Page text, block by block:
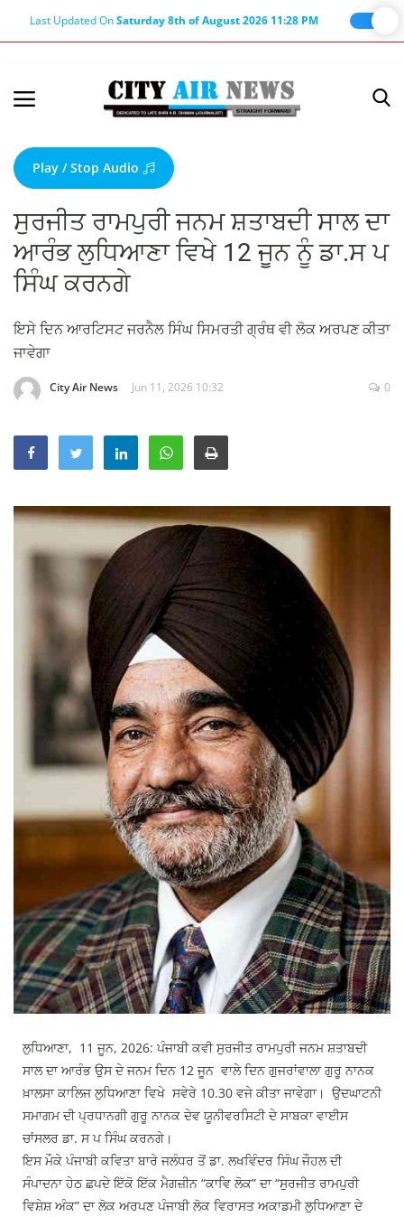
Last Updated OnSaturday 8th of August 2026 11:28 PM
Terms & Conditions
About Us
About Editor
Nation
Privacy Policy
Punjab
Haryana-Himachal
Business
Sports
Entertainment
Opinion
Hindi News
Hindi Literature
Product Launch
Literature
Punjabi News
Technology
Press Releases
Chandigarh
Play / Stop Audio
ਸੁਰਜੀਤ ਰਾਮਪੁਰੀ ਜਨਮ ਸ਼ਤਾਬਦੀ ਸਾਲ ਦਾ
ਆਰੰਭ ਲੁਧਿਆਣਾ ਵਿਖੇ 12 ਜੂਨ ਨੂੰ ਡਾ.ਸ ਪ
ਸਿੰਘ ਕਰਨਗੇ
ਇਸੇ ਦਿਨ ਆਰਟਿਸਟ ਜਰਨੈਲ ਸਿੰਘ ਸਿਮਰਤੀ ਗ੍ਰੰਥ ਵੀ ਲੋਕ ਅਰਪਣ ਕੀਤਾ
ਜਾਵੇਗਾ
City Air News Jun 11, 2026 10:32 0
ਲੁਧਿਆਣਾ, 11 ਜੂਨ, 2026: ਪੰਜਾਬੀ ਕਵੀ ਸੁਰਜੀਤ ਰਾਮਪੁਰੀ ਜਨਮ ਸ਼ਤਾਬਦੀ
ਸਾਲ ਦਾ ਆਰੰਭ ਉਸ ਦੇ ਜਨਮ ਦਿਨ 12 ਜੂਨ ਵਾਲੇ ਦਿਨ ਗੁਜਰਾਂਵਾਲਾ ਗੁਰੂ ਨਾਨਕ
ਖ਼ਾਲਸਾ ਕਾਲਿਜ ਲੁਧਿਆਣਾ ਵਿਖੇ ਸਵੇਰੇ 10.30 ਵਜੇ ਕੀਤਾ ਜਾਵੇਗਾ। ਉਦਘਾਟਨੀ
ਸਮਾਗਮ ਦੀ ਪ੍ਰਧਾਨਗੀ ਗੁਰੂ ਨਾਨਕ ਦੇਵ ਯੂਨੀਵਰਸਿਟੀ ਦੇ ਸਾਬਕਾ ਵਾਈਸ
ਚਾਂਸਲਰ ਡਾ. ਸ ਪ ਸਿੰਘ ਕਰਨਗੇ।
ਇਸ ਮੌਕੇ ਪੰਜਾਬੀ ਕਵਿਤਾ ਬਾਰੇ ਜਲੰਧਰ ਤੋਂ ਡਾ. ਲਖਵਿੰਦਰ ਸਿੰਘ ਜੌਹਲ ਦੀ
ਸੰਪਾਦਨਾ ਹੇਠ ਛਪਦੇ ਇੱਕੋ ਇੱਕ ਮੈਗਜ਼ੀਨ “ਕਾਵਿ ਲੋਕ” ਦਾ “ਸੁਰਜੀਤ ਰਾਮਪੁਰੀ
ਵਿਸ਼ੇਸ਼ ਅੰਕ” ਦਾ ਲੋਕ ਅਰਪਣ ਪੰਜਾਬੀ ਲੋਕ ਵਿਰਾਸਤ ਅਕਾਡਮੀ ਲੁਧਿਆਣਾ ਦੇ